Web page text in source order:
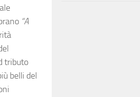
“A
tributo
belli del